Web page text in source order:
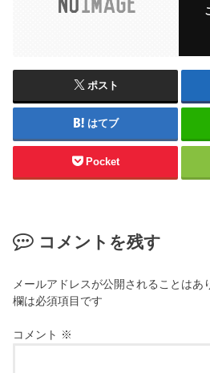
ポスト
はてブ
Pocket
コメントを残す
メールアドレスが公開されることはあ
欄は必須項目です
コメント ※